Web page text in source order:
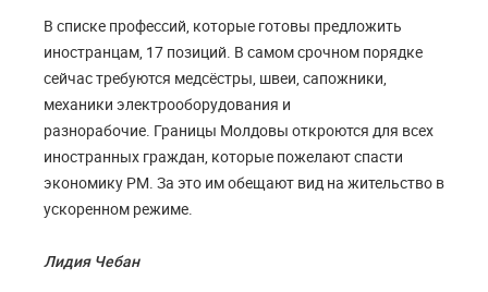
В списке профессий, которые готовы предложить
иностранцам, 17 позиций. В самом срочном порядке
сейчас требуются медсёстры, швеи, сапожники,
механики электрооборудования и
разнорабочие. Границы Молдовы откроются для всех
иностранных граждан, которые пожелают спасти
экономику РМ. За это им обещают вид на жительство в
ускоренном режиме.
Лидия Чебан